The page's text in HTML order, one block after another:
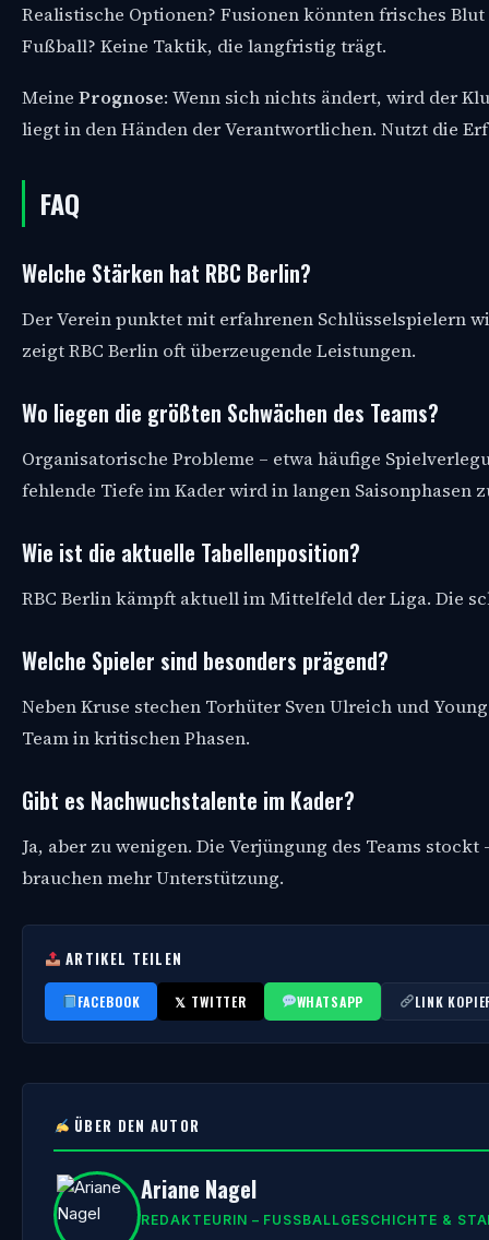
Realistische Optionen? Fusionen könnten frisches
Fußball? Keine Taktik, die langfristig trägt.
Meine Prognose: Wenn sich nichts ändert, wird der
liegt in den Händen der Verantwortlichen. Nutzt die
FAQ
Welche Stärken hat RBC Berlin?
Der Verein punktet mit erfahrenen Schlüsselspielern
zeigt RBC Berlin oft überzeugende Leistungen.
Wo liegen die größten Schwächen des Teams?
Organisatorische Probleme – etwa häufige
fehlende Tiefe im Kader wird in langen Saisonphasen
Wie ist die aktuelle Tabellenposition?
RBC Berlin kämpft aktuell im Mittelfeld der Liga. Die
Welche Spieler sind besonders prägend?
Neben Kruse stechen Torhüter Sven Ulreich und
Team in kritischen Phasen.
Gibt es Nachwuchstalente im Kader?
Ja, aber zu wenigen. Die Verjüngung des Teams
brauchen mehr Unterstützung.
ARTIKEL TEILEN
FACEBOOK 𝕏 TWITTER WHATSAPP LINK
ÜBER DEN AUTOR
Ariane Nagel
REDAKTEURIN – FUSSBALLGESCHICHTE &